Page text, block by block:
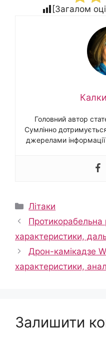
[Загалом
Головний автор
Сумлінно дотримується
джерелами
Категорії
Літаки
Протикорабельна
характеристики,
Дрон-камікадзе
характеристики,
Залишити